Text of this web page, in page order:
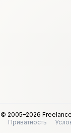
© 2005–2026
Приватность